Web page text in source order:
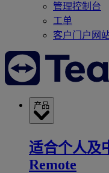
管理控制台
工单
客户门户网
产品
适合个人及
Remote